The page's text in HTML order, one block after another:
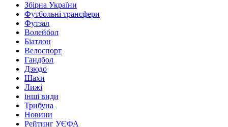
Збірна України
Футбольні трансфери
Футзал
Волейбол
Біатлон
Велоспорт
Гандбол
Дзюдо
Шахи
Лижі
інші види
Трибуна
Новини
Рейтинг УЄФА